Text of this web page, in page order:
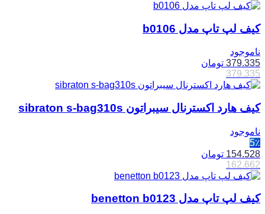
کیف لپ تاپ مدل b0106
ناموجود
379.335 تومان
379.335
کیف هارد اکسترنال سیبراتون sibraton s-bag310s
ناموجود
5٪
154.528 تومان
162.662
کیف لپ تاپ مدل benetton b0123